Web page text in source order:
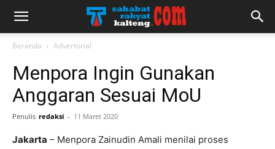
Beranda Advertorial
Menpora Ingin Gunakan
Anggaran Sesuai MoU
Penulis redaksi - 11 Maret 2020
Jakarta – Menpora Zainudin Amali menilai proses